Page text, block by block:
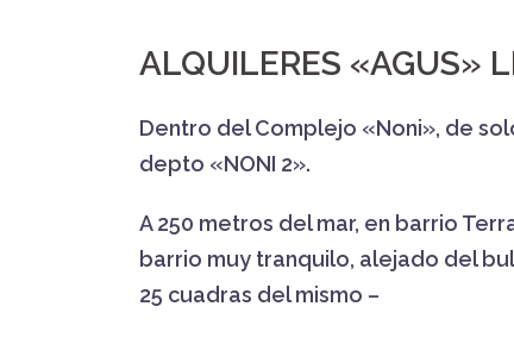
ALQUILERES «AGUS»
Dentro del Complejo «Noni», de
depto «NONI 2».
A 250 metros del mar, en barrio
barrio muy tranquilo, alejado del
25 cuadras del mismo –